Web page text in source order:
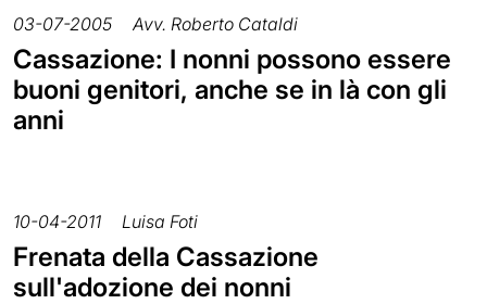
03-07-2005 Avv. Roberto Cataldi
Cassazione: I nonni possono essere
buoni genitori, anche se in là con gli
anni
10-04-2011 Luisa Foti
Frenata della Cassazione
sull'adozione dei nonni